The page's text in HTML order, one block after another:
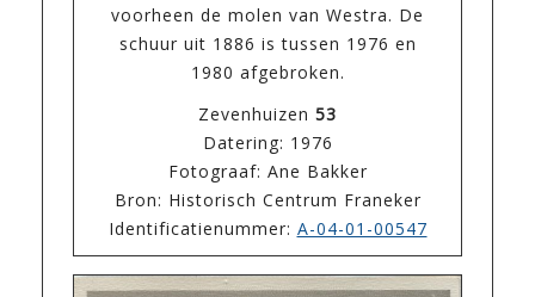
voorheen de molen van Westra. De
schuur uit 1886 is tussen 1976 en
1980 afgebroken.
Zevenhuizen 53
Datering: 1976
Fotograaf: Ane Bakker
Bron: Historisch Centrum Franeker
Identificatienummer: A-04-01-00547